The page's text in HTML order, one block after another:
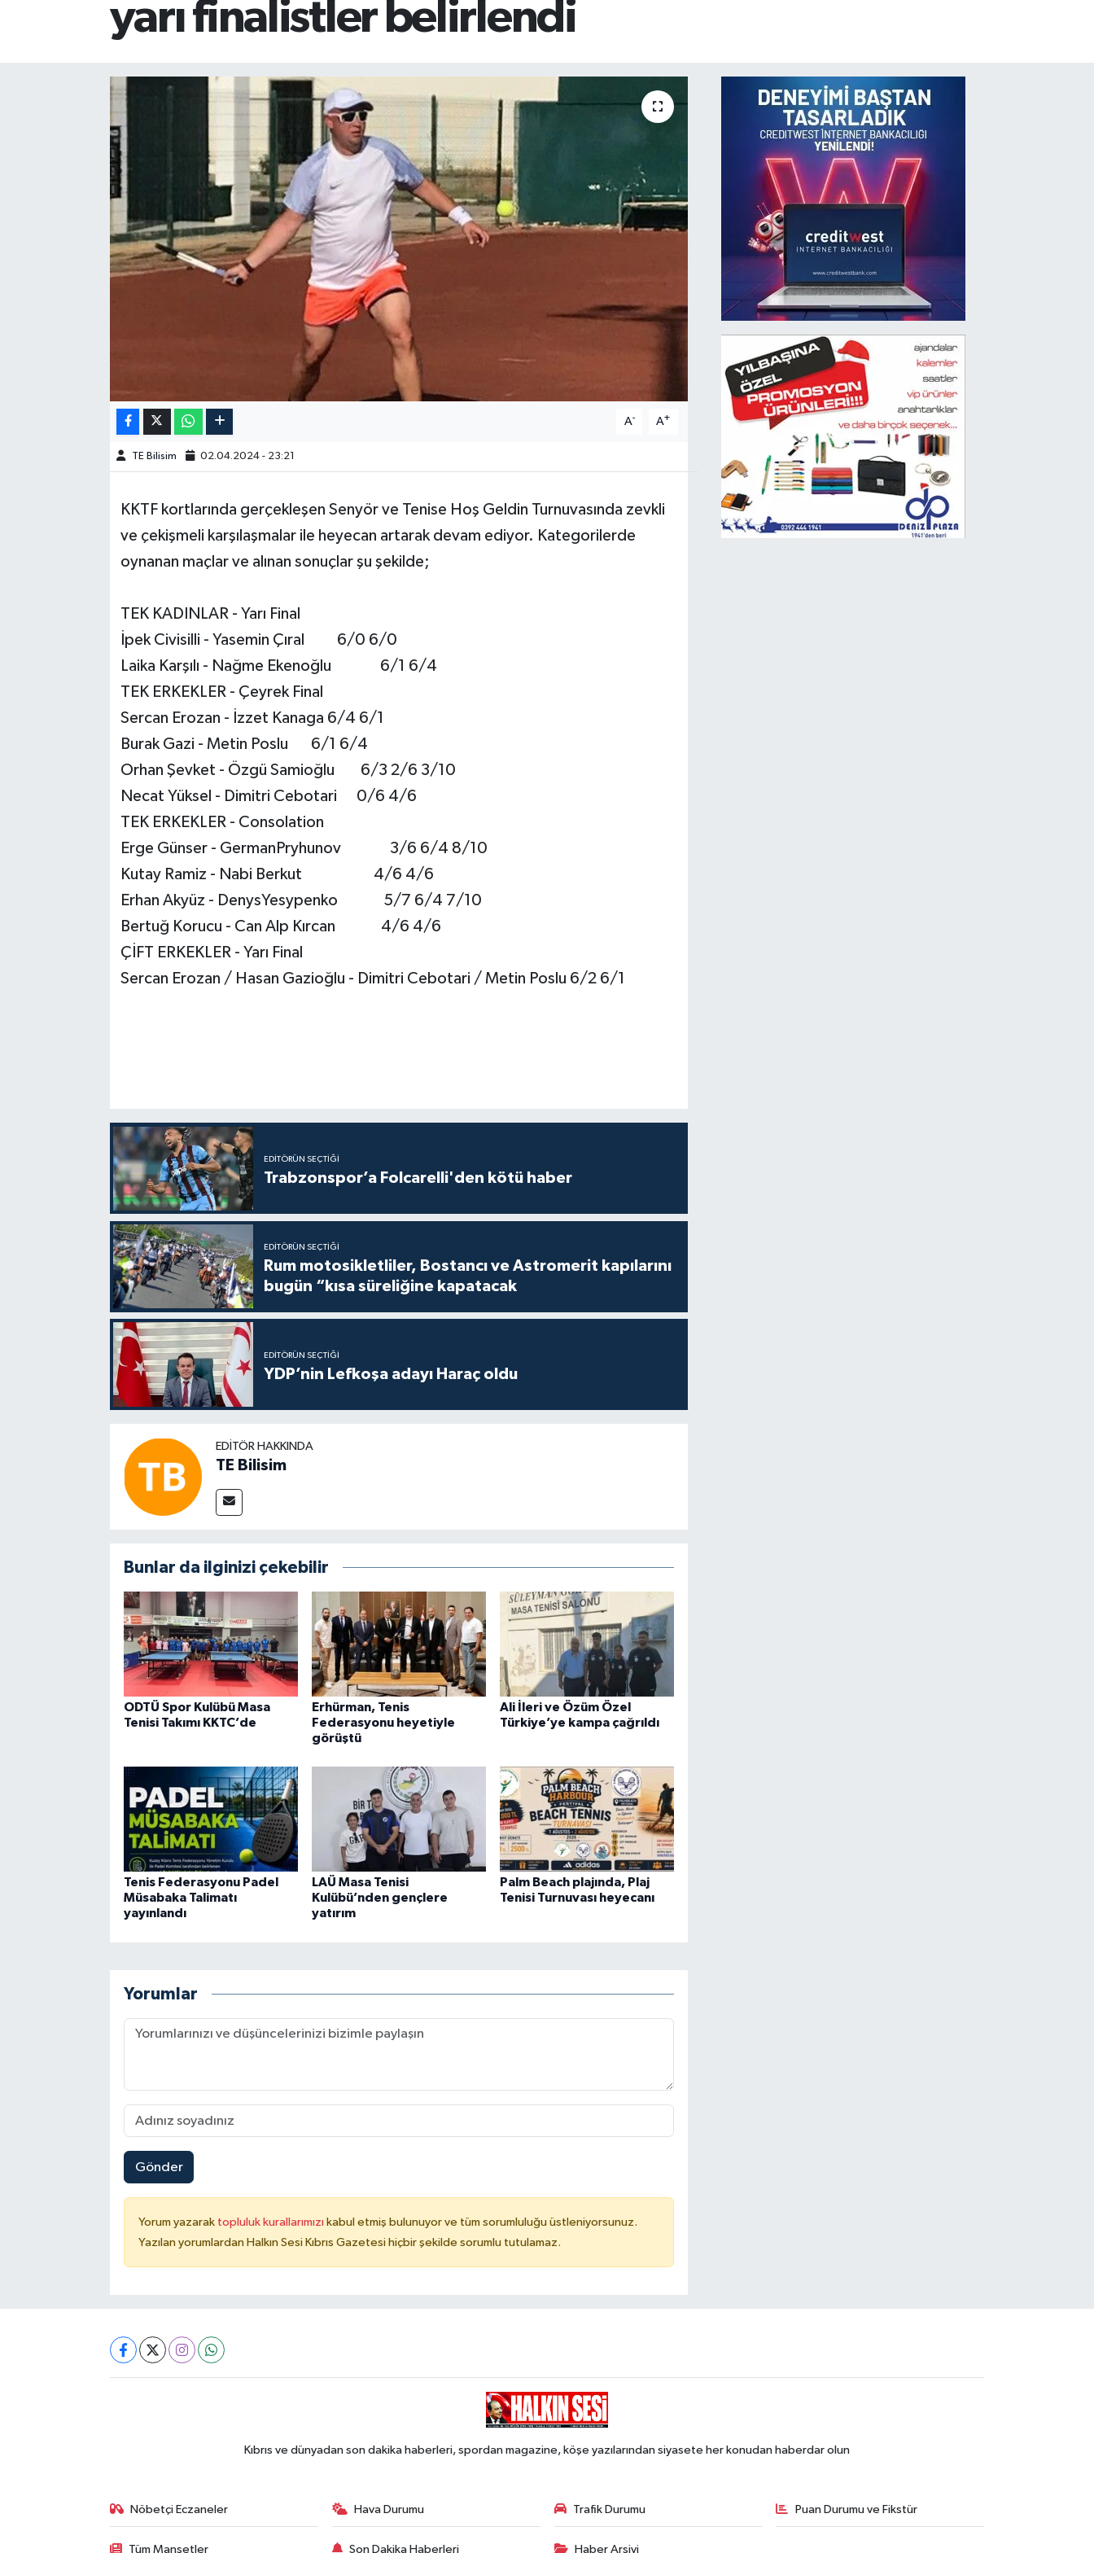
yarı finalistler belirlendi
A- A+
TE Bilisim 02.04.2024 - 23:21
KKTF kortlarında gerçekleşen Senyör ve Tenise Hoş Geldin Turnuvasında zevkli
ve çekişmeli karşılaşmalar ile heyecan artarak devam ediyor. Kategorilerde
oynanan maçlar ve alınan sonuçlar şu şekilde;
TEK KADINLAR - Yarı Final
İpek Civisilli - Yasemin Çıral 6/0 6/0
Laika Karşılı - Nağme Ekenoğlu 6/1 6/4
TEK ERKEKLER - Çeyrek Final
Sercan Erozan - İzzet Kanaga 6/4 6/1
Burak Gazi - Metin Poslu 6/1 6/4
Orhan Şevket - Özgü Samioğlu 6/3 2/6 3/10
Necat Yüksel - Dimitri Cebotari 0/6 4/6
TEK ERKEKLER - Consolation
Erge Günser - GermanPryhunov 3/6 6/4 8/10
Kutay Ramiz - Nabi Berkut 4/6 4/6
Erhan Akyüz - DenysYesypenko 5/7 6/4 7/10
Bertuğ Korucu - Can Alp Kırcan 4/6 4/6
ÇİFT ERKEKLER - Yarı Final
Sercan Erozan / Hasan Gazioğlu - Dimitri Cebotari / Metin Poslu 6/2 6/1
EDITÖRÜN SEÇTIĞI
Trabzonspor’a Folcarelli'den kötü haber
EDITÖRÜN SEÇTIĞI
Rum motosikletliler, Bostancı ve Astromerit kapılarını
bugün “kısa süreliğine kapatacak
EDITÖRÜN SEÇTIĞI
YDP’nin Lefkoşa adayı Haraç oldu
EDITÖR HAKKINDA
TE Bilisim
Bunlar da ilginizi çekebilir
ODTÜ Spor Kulübü Masa
Tenisi Takımı KKTC’de
Erhürman, Tenis
Federasyonu heyetiyle
görüştü
Ali İleri ve Özüm Özel
Türkiye’ye kampa çağrıldı
Tenis Federasyonu Padel
Müsabaka Talimatı
yayınlandı
LAÜ Masa Tenisi
Kulübü’nden gençlere
yatırım
Palm Beach plajında, Plaj
Tenisi Turnuvası heyecanı
Yorumlar
Gönder
Yorum yazarak topluluk kurallarımızı kabul etmiş bulunuyor ve tüm sorumluluğu üstleniyorsunuz.
Yazılan yorumlardan Halkın Sesi Kıbrıs Gazetesi hiçbir şekilde sorumlu tutulamaz.
Kıbrıs ve dünyadan son dakika haberleri, spordan magazine, köşe yazılarından siyasete her konudan haberdar olun
Nöbetçi Eczaneler Hava Durumu Trafik Durumu Puan Durumu ve Fikstür
Tüm Manşetler Son Dakika Haberleri Haber Arşivi